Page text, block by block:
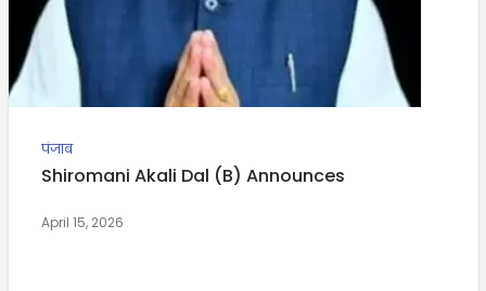
पंजाब
Shiromani Akali Dal (B) Announces
April 15, 2026